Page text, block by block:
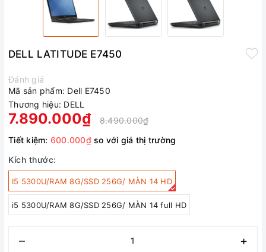
DELL LATITUDE E7450
Đánh giá
Mã sản phẩm: Dell E7450
Thương hiệu: DELL
7.890.000₫
8.490.000₫
Tiết kiệm: 600.000₫ so với giá thị trường
Kích thước:
I5 5300U/RAM 8G/SSD 256G/ MÀN 14 HD
i5 5300U/RAM 8G/SSD 256G/ MÀN 14 full HD
– +